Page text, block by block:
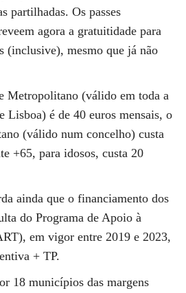
partilhadas. Os passes
agora a gratuitidade para
(inclusive), mesmo que já não
Metropolitano (válido em toda a
Lisboa) é de 40 euros mensais, o
(válido num concelho) custa
+65, para idosos, custa 20
ainda que o financiamento dos
do Programa de Apoio à
em vigor entre 2019 e 2023,
+ TP.
18 municípios das margens